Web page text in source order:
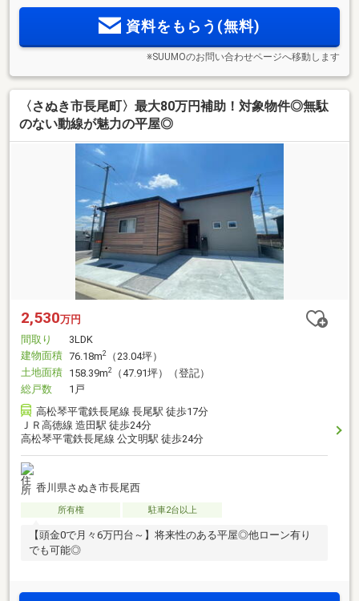
資料をもらう(無料)
※SUUMOのお問い合わせページへ移動します
〈さぬき市長尾町〉最大80万円補助！対象物件◎無駄
のない動線が魅力の平屋◎
2,530万円
間取り
3LDK
建物面積 76.18m2
（23.04坪）
土地面積 158.39m2
（47.91坪）（登記）
総戸数
1戸
高松琴平電鉄長尾線 長尾駅 徒歩17分
ＪＲ高徳線 造田駅 徒歩24分
高松琴平電鉄長尾線 公文明駅 徒歩24分
香川県さぬき市長尾西
所有権 駐車2台以上
【頭金0で月々6万円台～】将来性のある平屋◎他ローン有り
でも可能◎